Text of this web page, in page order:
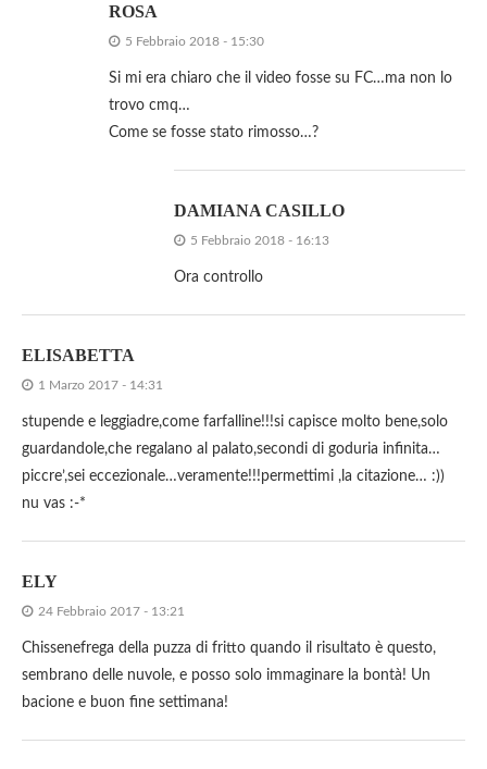
ROSA
5 Febbraio 2018 - 15:30
Si mi era chiaro che il video fosse su FC…ma non lo
trovo cmq…
Come se fosse stato rimosso…?
DAMIANA CASILLO
5 Febbraio 2018 - 16:13
Ora controllo
ELISABETTA
1 Marzo 2017 - 14:31
stupende e leggiadre,come farfalline!!!si capisce molto bene,solo
guardandole,che regalano al palato,secondi di goduria infinita…
piccre’,sei eccezionale…veramente!!!permettimi ,la citazione… :))
nu vas :-*
ELY
24 Febbraio 2017 - 13:21
Chissenefrega della puzza di fritto quando il risultato è questo,
sembrano delle nuvole, e posso solo immaginare la bontà! Un
bacione e buon fine settimana!